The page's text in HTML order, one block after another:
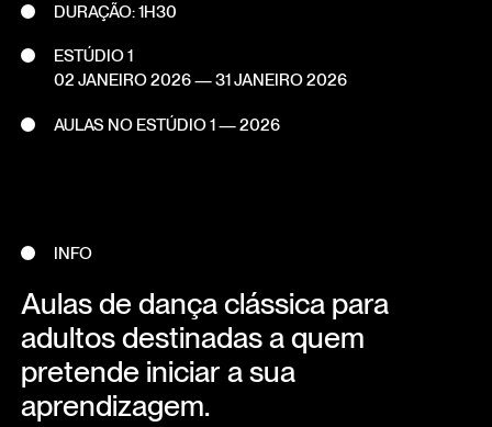
DURAÇÃO: 1H30
ESTÚDIO 1
02 JANEIRO 2026—31 JANEIRO 2026
AULAS NO ESTÚDIO 1 — 2026
INFO
Aulas de dança clássica para
adultos destinadas a quem
pretende iniciar a sua
aprendizagem.